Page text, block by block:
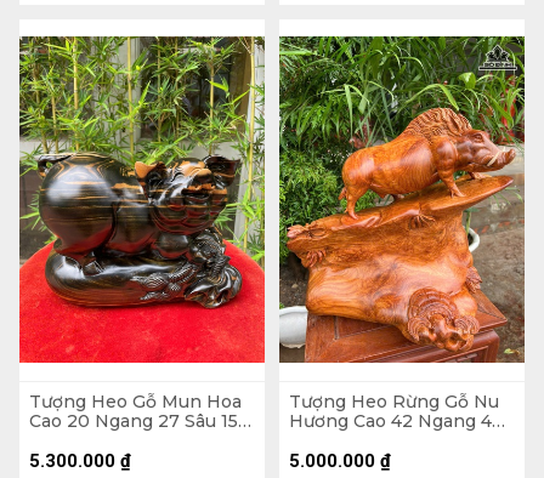
Tượng Heo Gỗ Mun Hoa
Cao 20 Ngang 27 Sâu 15
5.300.000 ₫
Tượng Heo Rừng Gỗ Nu
Hương Cao 42 Ngang 42
5.000.000 ₫